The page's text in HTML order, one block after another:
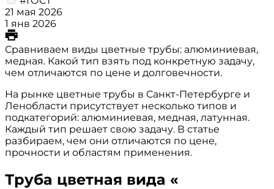
21 мая 2026
1 янв 2026
Сравниваем виды цветные трубы: алюминиевая,
медная. Какой тип взять под конкретную задачу,
чем отличаются по цене и долговечности.
На рынке цветные трубы в Санкт-Петербурге и
Ленобласти присутствует несколько типов и
подкатегорий: алюминиевая, медная, латунная.
Каждый тип решает свою задачу. В статье
разбираем, чем они отличаются по цене,
прочности и областям применения.
Труба цветная вида «